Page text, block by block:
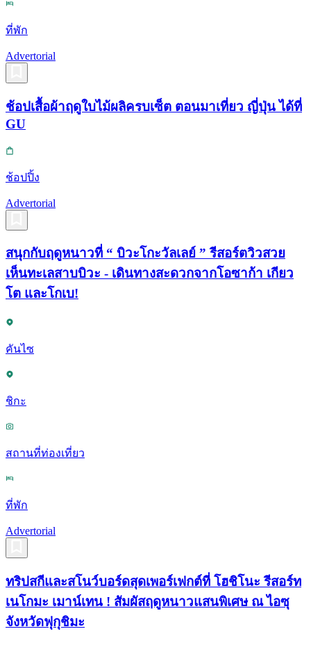
ที่พัก
Advertorial
ช้อปเสื้อผ้าฤดูใบไม้ผลิครบเซ็ต ตอนมาเที่ยว ญี่ปุ่น ได้ที่
GU
ช้อปปิ้ง
Advertorial
สนุกกับฤดูหนาวที่ “ บิวะโกะวัลเลย์ ” รีสอร์ตวิวสวย
เห็นทะเลสาบบิวะ - เดินทางสะดวกจากโอซาก้า เกียว
โต และโกเบ!
คันไซ
ชิกะ
สถานที่ท่องเที่ยว
ที่พัก
Advertorial
ทริปสกีและสโนว์บอร์ดสุดเพอร์เฟกต์ที่ โฮชิโนะ รีสอร์ท
เนโกมะ เมาน์เทน ! สัมผัสฤดูหนาวแสนพิเศษ ณ ไอซุ
จังหวัดฟุกุชิมะ